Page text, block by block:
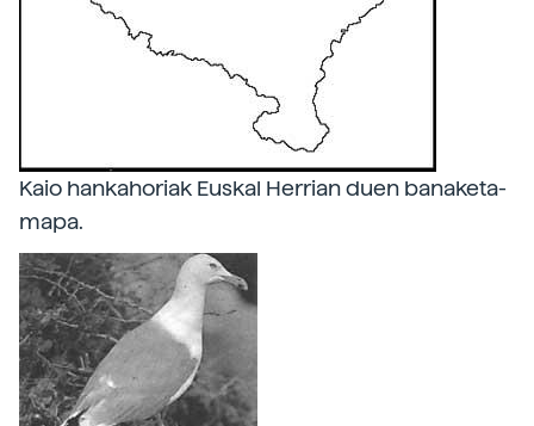
Kaio hankahoriak Euskal Herrian duen banaketa-
mapa.